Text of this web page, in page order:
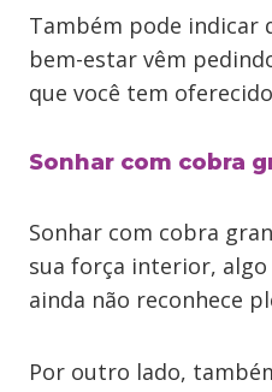
Também pode indicar
bem-estar vêm
que você tem
Sonhar com cobra
Sonhar com cobra
sua força interior, algo
ainda não reconhece
Por outro lado,